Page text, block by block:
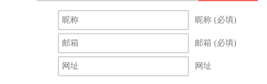
昵称 (必填)
邮箱 (必填)
网址